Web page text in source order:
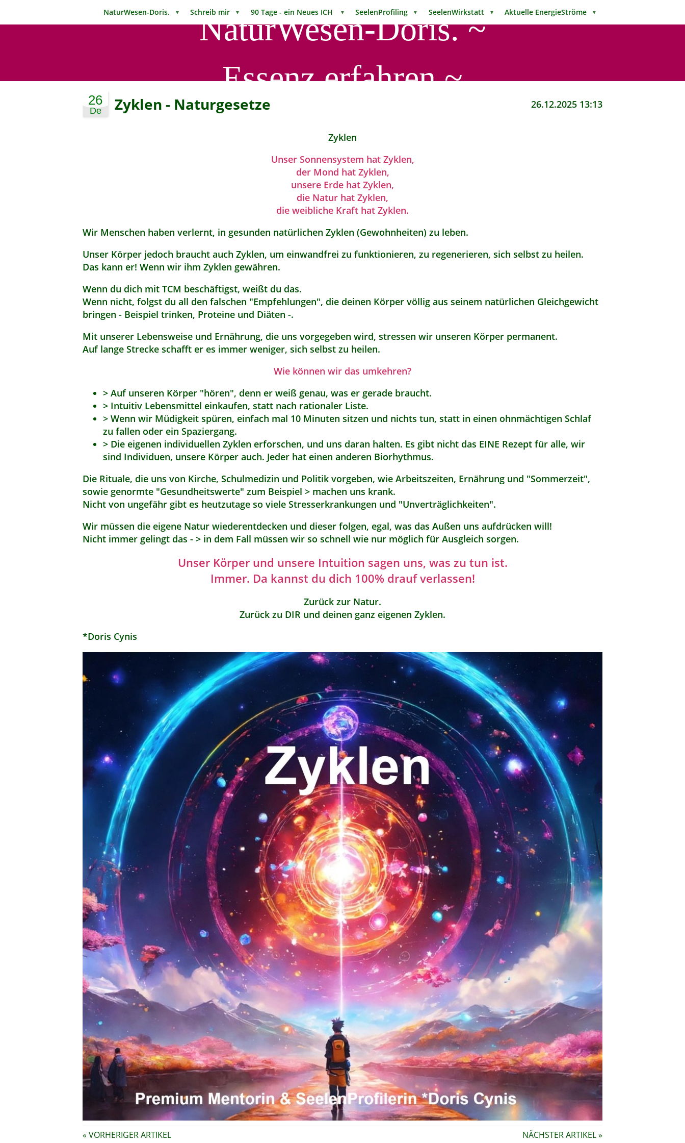
NaturWesen-Doris.▼ Schreib mir▼ 90 Tage - ein Neues ICH▼ SeelenProfiling▼ SeelenWirkstatt▼ Aktuelle EnergieStröme▼
NaturWesen-Doris. ~
Essenz erfahren ~
26
De Zyklen - Naturgesetze 26.12.2025 13:13
Zyklen
Unser Sonnensystem hat Zyklen,
der Mond hat Zyklen,
unsere Erde hat Zyklen,
die Natur hat Zyklen,
die weibliche Kraft hat Zyklen.
Wir Menschen haben verlernt, in gesunden natürlichen Zyklen (Gewohnheiten) zu leben.
Unser Körper jedoch braucht auch Zyklen, um einwandfrei zu funktionieren, zu regenerieren, sich selbst zu heilen.
Das kann er! Wenn wir ihm Zyklen gewähren.
Wenn du dich mit TCM beschäftigst, weißt du das.
Wenn nicht, folgst du all den falschen "Empfehlungen", die deinen Körper völlig aus seinem natürlichen Gleichgewicht
bringen - Beispiel trinken, Proteine und Diäten -.
Mit unserer Lebensweise und Ernährung, die uns vorgegeben wird, stressen wir unseren Körper permanent.
Auf lange Strecke schafft er es immer weniger, sich selbst zu heilen.
Wie können wir das umkehren?
> Auf unseren Körper "hören", denn er weiß genau, was er gerade braucht.
> Intuitiv Lebensmittel einkaufen, statt nach rationaler Liste.
> Wenn wir Müdigkeit spüren, einfach mal 10 Minuten sitzen und nichts tun, statt in einen ohnmächtigen Schlaf
zu fallen oder ein Spaziergang.
> Die eigenen individuellen Zyklen erforschen, und uns daran halten. Es gibt nicht das EINE Rezept für alle, wir
sind Individuen, unsere Körper auch. Jeder hat einen anderen Biorhythmus.
Die Rituale, die uns von Kirche, Schulmedizin und Politik vorgeben, wie Arbeitszeiten, Ernährung und "Sommerzeit",
sowie genormte "Gesundheitswerte" zum Beispiel > machen uns krank.
Nicht von ungefähr gibt es heutzutage so viele Stresserkrankungen und "Unverträglichkeiten".
Wir müssen die eigene Natur wiederentdecken und dieser folgen, egal, was das Außen uns aufdrücken will!
Nicht immer gelingt das - > in dem Fall müssen wir so schnell wie nur möglich für Ausgleich sorgen.
Unser Körper und unsere Intuition sagen uns, was zu tun ist.
Immer. Da kannst du dich 100% drauf verlassen!
Zurück zur Natur.
Zurück zu DIR und deinen ganz eigenen Zyklen.
*Doris Cynis
« VORHERIGER ARTIKEL NÄCHSTER ARTIKEL »